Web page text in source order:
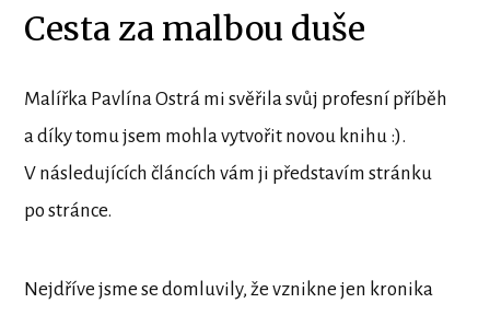
Cesta za malbou duše
Malířka Pavlína Ostrá mi svěřila svůj profesní příběh
a díky tomu jsem mohla vytvořit novou knihu :).
V následujících článcích vám ji představím stránku
po stránce.
Nejdříve jsme se domluvily, že vznikne jen kronika